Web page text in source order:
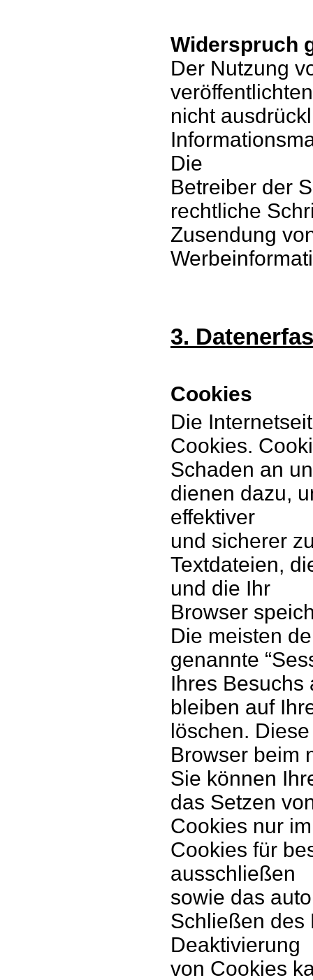
Widerspruch
Der Nutzung
nicht
Die
Betreiber der
rechtliche
Zusendung
3.
Cookies
Die
Cookies.
Schaden an
dienen dazu,
effektiver
und sicherer
Textdateien,
und die Ihr
Browser
Die meisten
genannte
Ihres Besuchs
bleiben auf
löschen.
Browser beim
Sie können
das Setzen
Cookies nur
Cookies für
ausschließen
sowie das
Schließen des
Deaktivierung
von Cookies